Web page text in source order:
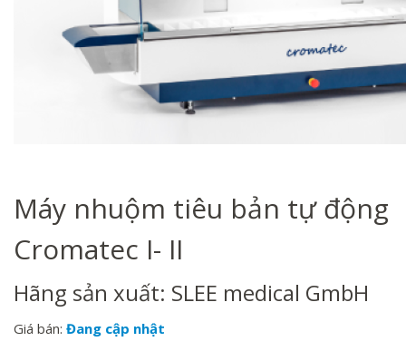
Máy nhuộm tiêu bản tự động
Cromatec I- II
Hãng sản xuất: SLEE medical GmbH
Giá bán: Đang cập nhật